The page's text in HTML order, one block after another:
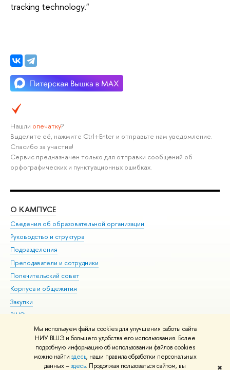
Мы используем файлы cookies для улучшения работы сайта
НИУ ВШЭ и большего удобства его использования. Более
подробную информацию об использовании файлов cookies
можно найти здесь, наши правила обработки персональных
данных –здесь. Продолжая пользоваться сайтом, вы ✖
tracking technology."
Нашли опечатку?
Выделите её, нажмите Ctrl+Enter и отправьте нам уведомление.
Спасибо за участие!
Сервис предназначен только для отправки сообщений об
орфографических и пунктуационных ошибках.
О КАМПУСЕ
Сведения об образовательной организации
Руководство и структура
Подразделения
Преподаватели и сотрудники
Попечительский совет
Корпуса и общежития
Закупки
ВШЭ для студентов с ограниченными возможностями
здоровья и инвалидностью
Версия для слабовидящих
Единая платежная страница